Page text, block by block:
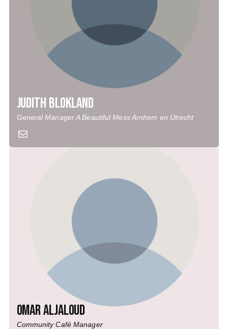
Judith Blokland
General Manager A Beautiful Mess Arnhem en Utrecht
Mail
Omar Aljaloud
Community Café Manager